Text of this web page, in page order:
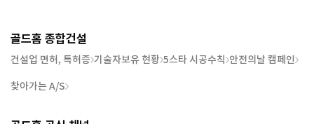
골드홈 종합건설
건설업 면허, 특허증 기술자보유 현황 5스타 시공수칙 안전의날 캠페인
찾아가는 A/S